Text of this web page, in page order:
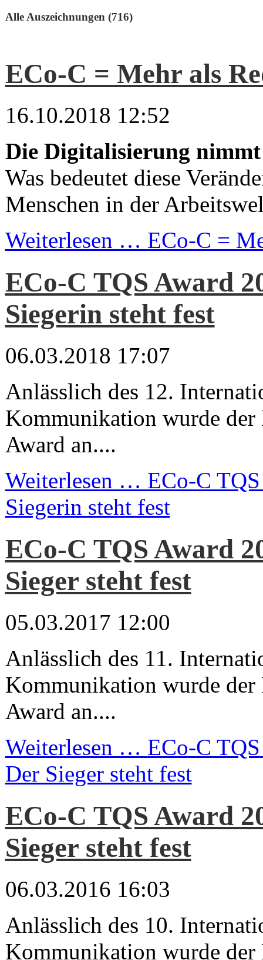
Alle Auszeichnungen (716)
ECo-C = Mehr als
16.10.2018 12:52
Die Digitalisierung
Was bedeutet diese
Menschen in der
Weiterlesen … ECo-C =
ECo-C TQS Award
Siegerin steht fest
06.03.2018 17:07
Anlässlich des 12.
Kommunikation wurde der
Award an....
Weiterlesen … ECo-C
Siegerin steht fest
ECo-C TQS Award
Sieger steht fest
05.03.2017 12:00
Anlässlich des 11.
Kommunikation wurde der
Award an....
Weiterlesen … ECo-C
Der Sieger steht fest
ECo-C TQS Award
Sieger steht fest
06.03.2016 16:03
Anlässlich des 10.
Kommunikation wurde der